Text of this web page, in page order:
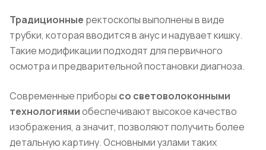
Традиционные ректоскопы выполнены в виде
трубки, которая вводится в анус и надувает кишку.
Такие модификации подходят для первичного
осмотра и предварительной постановки диагноза.
Современные приборы со световолоконными
технологиямиобеспечивают высокое качество
изображения, а значит, позволяют получить более
детальную картину. Основными узлами таких